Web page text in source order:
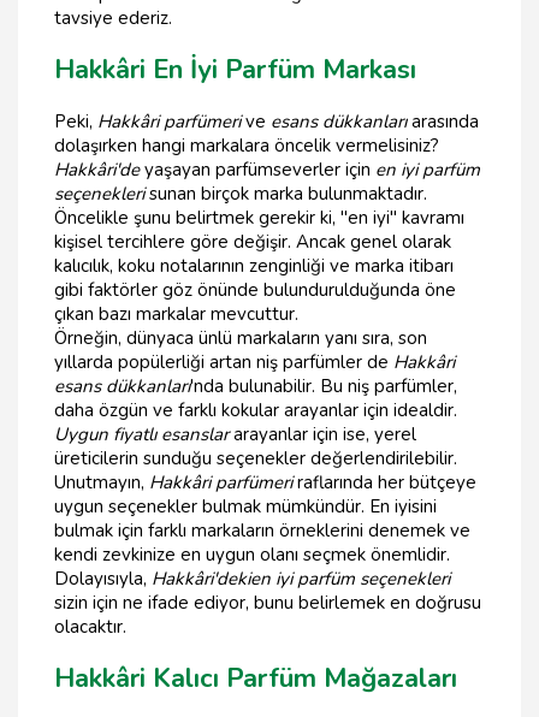
tavsiye ederiz.
Hakkâri En İyi Parfüm Markası
Peki, Hakkâri parfümerive esans dükkanlarıarasında
dolaşırken hangi markalara öncelik vermelisiniz?
Hakkâri'deyaşayan parfümseverler için en iyi parfüm
seçeneklerisunan birçok marka bulunmaktadır.
Öncelikle şunu belirtmek gerekir ki, "en iyi" kavramı
kişisel tercihlere göre değişir. Ancak genel olarak
kalıcılık, koku notalarının zenginliği ve marka itibarı
gibi faktörler göz önünde bulundurulduğunda öne
çıkan bazı markalar mevcuttur.
Örneğin, dünyaca ünlü markaların yanı sıra, son
yıllarda popülerliği artan niş parfümler de Hakkâri
esans dükkanları'nda bulunabilir. Bu niş parfümler,
daha özgün ve farklı kokular arayanlar için idealdir.
Uygun fiyatlı esanslararayanlar için ise, yerel
üreticilerin sunduğu seçenekler değerlendirilebilir.
Unutmayın, Hakkâri parfümeriraflarında her bütçeye
uygun seçenekler bulmak mümkündür. En iyisini
bulmak için farklı markaların örneklerini denemek ve
kendi zevkinize en uygun olanı seçmek önemlidir.
Dolayısıyla, Hakkâri'dekien iyi parfüm seçenekleri
sizin için ne ifade ediyor, bunu belirlemek en doğrusu
olacaktır.
Hakkâri Kalıcı Parfüm Mağazaları